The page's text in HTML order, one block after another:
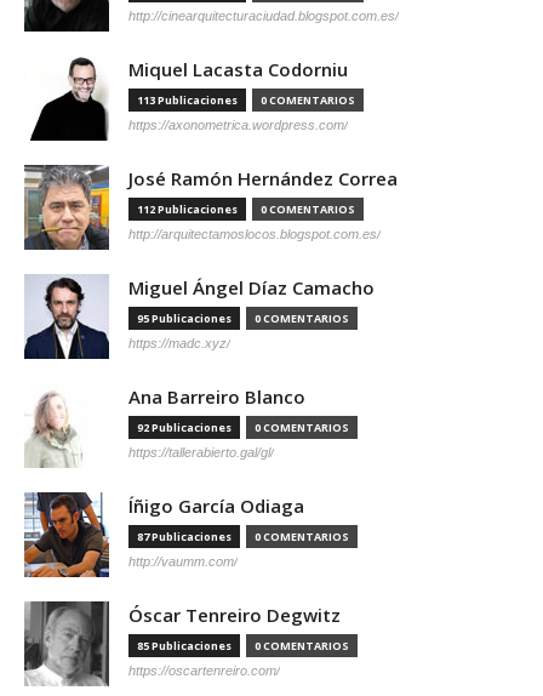
http://cinearquitecturaciudad.blogspot.com.es/
Miquel Lacasta Codorniu
113 Publicaciones 0 COMENTARIOS
https://axonometrica.wordpress.com/
José Ramón Hernández Correa
112 Publicaciones 0 COMENTARIOS
http://arquitectamoslocos.blogspot.com.es/
Miguel Ángel Díaz Camacho
95 Publicaciones 0 COMENTARIOS
https://madc.xyz/
Ana Barreiro Blanco
92 Publicaciones 0 COMENTARIOS
https://tallerabierto.gal/gl/
Íñigo García Odiaga
87 Publicaciones 0 COMENTARIOS
http://vaumm.com/
Óscar Tenreiro Degwitz
85 Publicaciones 0 COMENTARIOS
https://oscartenreiro.com/